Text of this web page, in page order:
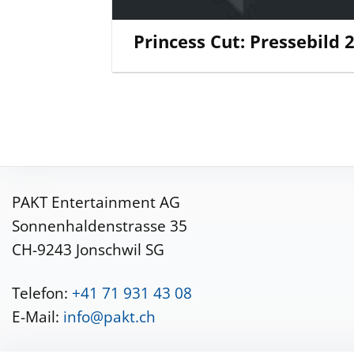
Princess Cut: Pressebild 2
PAKT Entertainment AG
Sonnenhaldenstrasse 35
CH-9243 Jonschwil SG
Telefon: +41 71 931 43 08
E-Mail: info@pakt.ch